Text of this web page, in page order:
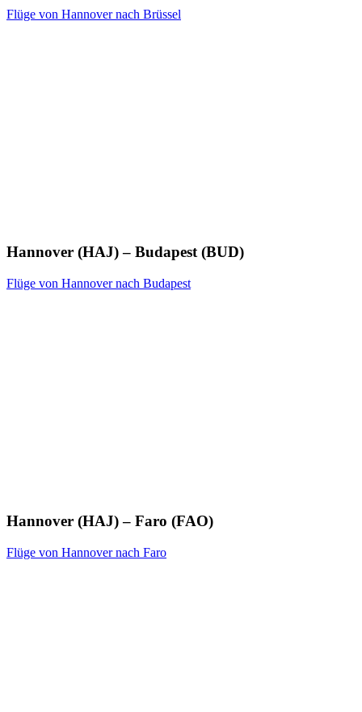
Flüge von Hannover nach Brüssel
Hannover (HAJ) – Budapest (BUD)
Flüge von Hannover nach Budapest
Hannover (HAJ) – Faro (FAO)
Flüge von Hannover nach Faro